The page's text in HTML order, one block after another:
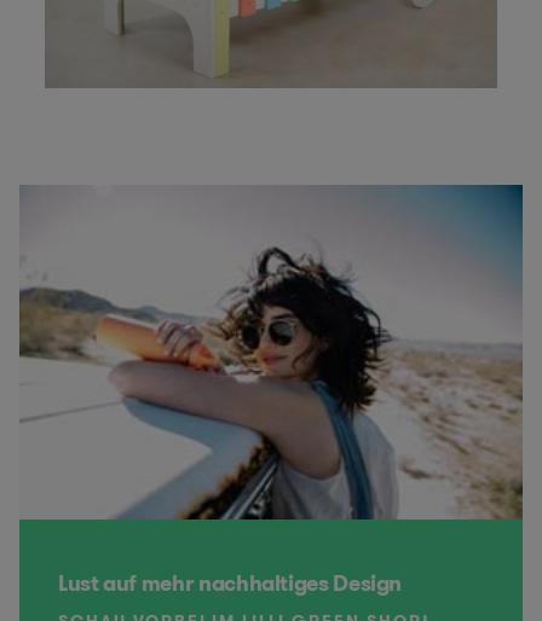
Lust auf mehr nachhaltiges Design